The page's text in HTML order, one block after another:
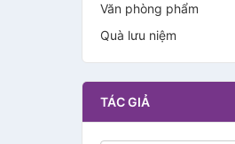
Văn phòng phẩm
Quà lưu niệm
TÁC GIẢ